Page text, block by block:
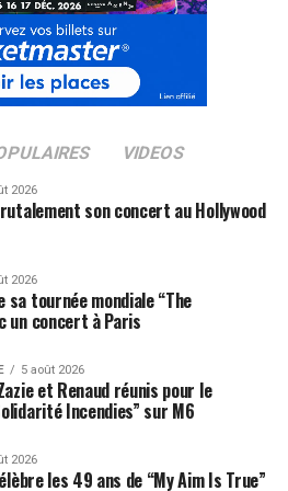
VIDEOS
2026
son concert au Hollywood
2026
sa tournée mondiale “The
un concert à Paris
5 août 2026
et Renaud réunis pour le
Incendies” sur M6
2026
les 49 ans de “My Aim Is True”